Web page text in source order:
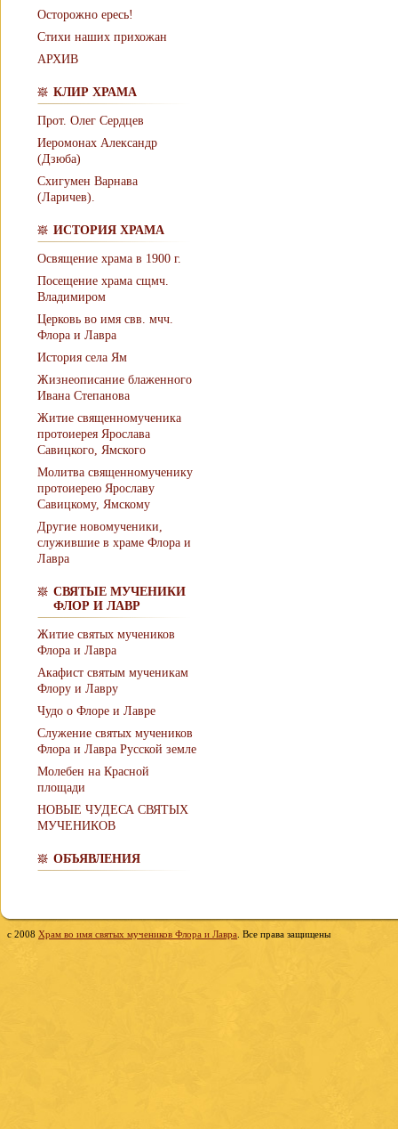
Осторожно ересь!
Стихи наших прихожан
АРХИВ
КЛИР ХРАМА
Прот. Олег Сердцев
Иеромонах Александр
(Дзюба)
Схигумен Варнава
(Ларичев).
ИСТОРИЯ ХРАМА
Освящение храма в 1900 г.
Посещение храма сщмч.
Владимиром
Церковь во имя свв. мчч.
Флора и Лавра
История села Ям
Жизнеописание блаженного
Ивана Степанова
Житие священномученика
протоиерея Ярослава
Савицкого, Ямского
Молитва священномученику
протоиерею Ярославу
Савицкому, Ямскому
Другие новомученики,
служившие в храме Флора и
Лавра
СВЯТЫЕ МУЧЕНИКИ
ФЛОР И ЛАВР
Житие святых мучеников
Флора и Лавра
Акафист святым мученикам
Флору и Лавру
Чудо о Флоре и Лавре
Служение святых мучеников
Флора и Лавра Русской земле
Молебен на Красной
площади
НОВЫЕ ЧУДЕСА СВЯТЫХ
МУЧЕНИКОВ
ОБЪЯВЛЕНИЯ
c 2008 Храм во имя святых мучеников Флора и Лавра . Все права защищены